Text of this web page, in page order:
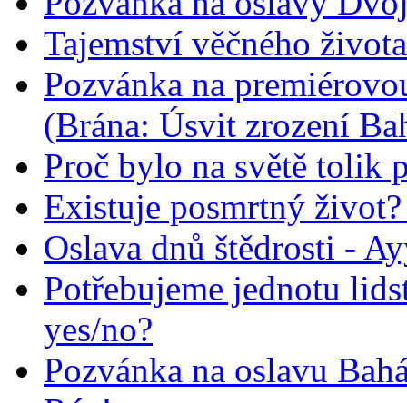
Tajemství věčného života
Pozvánka na
(Brána: Úsvit zrození
Proč bylo na světě tolik
Existuje posmrtný
Oslava dnů štědrosti -
Potřebujeme jednotu
yes/no?
Pozvánka na oslavu